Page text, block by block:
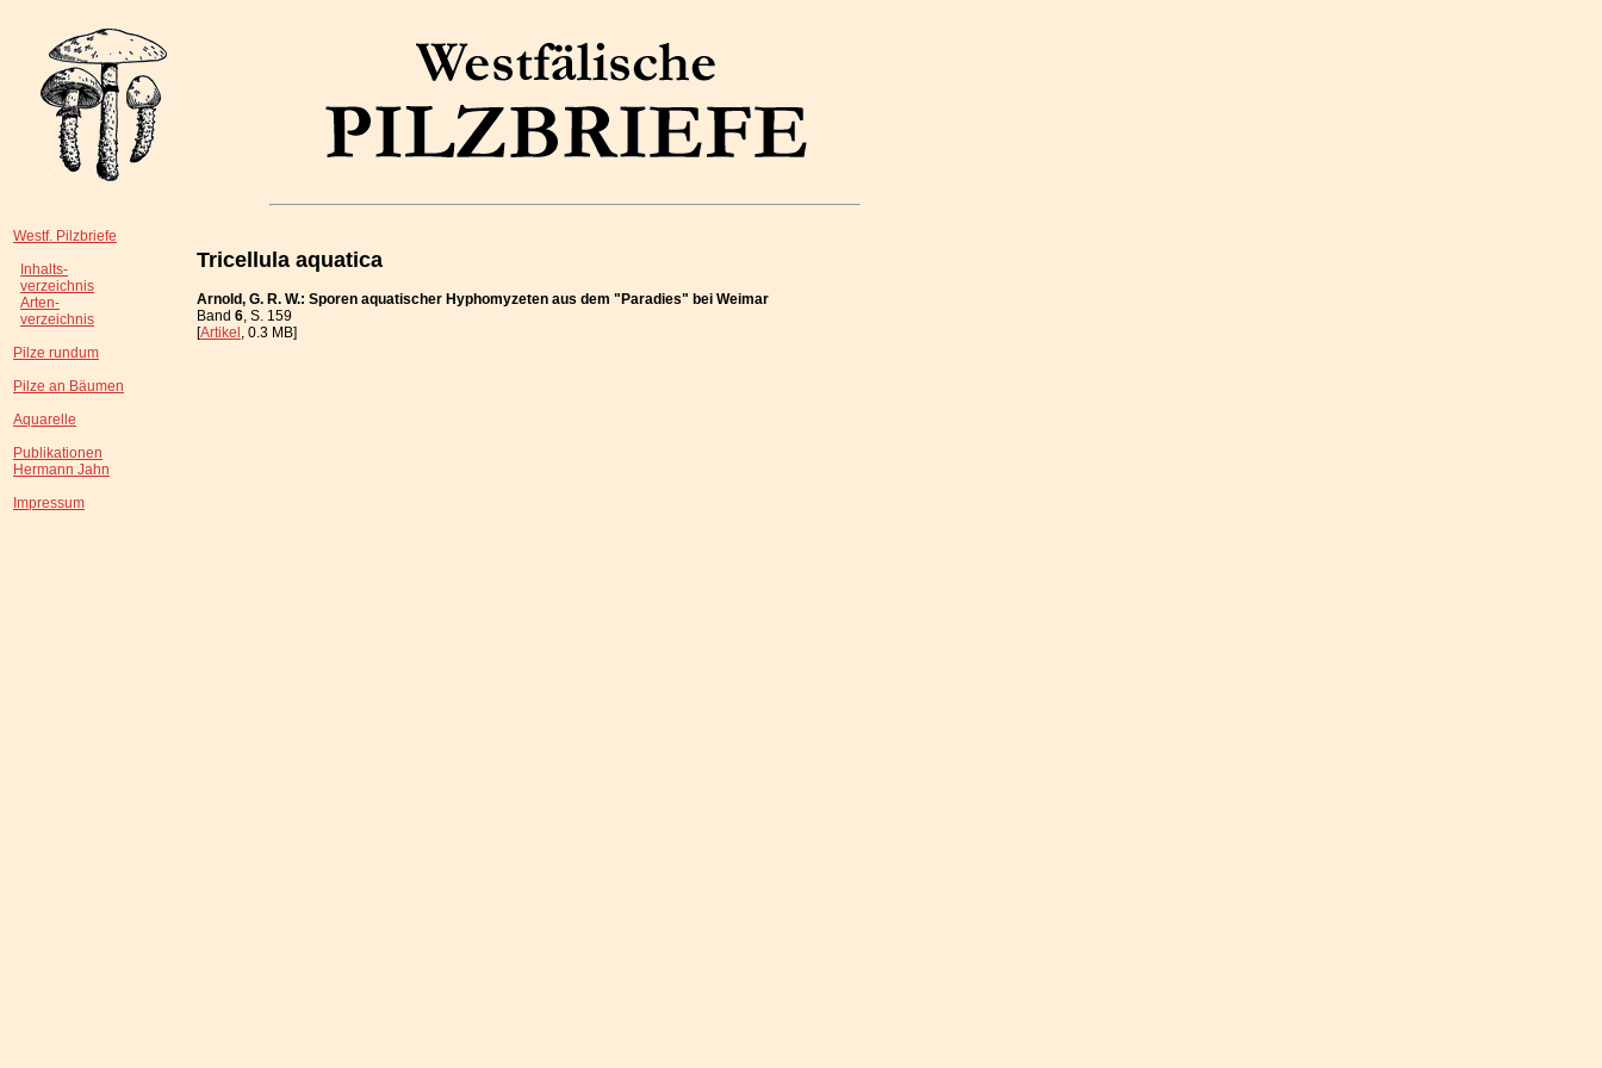
Westf. Pilzbriefe
Inhalts-
verzeichnis
Arten-
verzeichnis
Pilze rundum
Pilze an Bäumen
Aquarelle
Publikationen
Hermann Jahn
Impressum
Tricellula aquatica
Arnold, G. R. W.: Sporen aquatischer Hyphomyzeten aus dem "Paradies" bei Weimar
Band 6, S. 159
[Artikel, 0.3 MB]